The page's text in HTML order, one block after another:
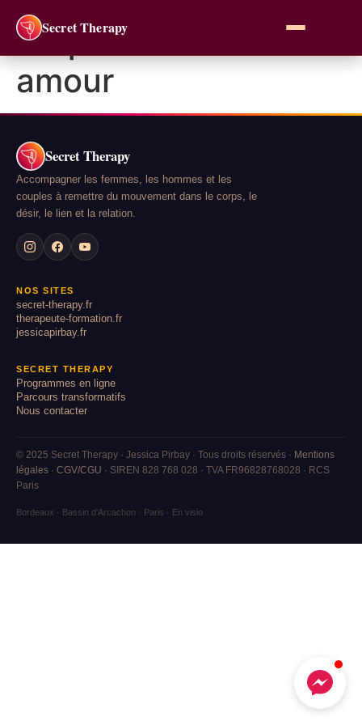
Secret Therapy
Étiquette :
amour
Secret Therapy
Accompagner les femmes, les hommes et les
couples à remettre du mouvement dans le corps, le
désir, le lien et la relation.
NOS SITES
secret-therapy.fr
therapeute-formation.fr
jessicapirbay.fr
SECRET THERAPY
Programmes en ligne
Parcours transformatifs
Nous contacter
© 2025 Secret Therapy · Jessica Pirbay · Tous droits réservés · Mentions
légales · CGV/CGU · SIREN 828 768 028 · TVA FR96828768028 · RCS
Paris
Bordeaux · Bassin d'Arcachon · Paris · En visio